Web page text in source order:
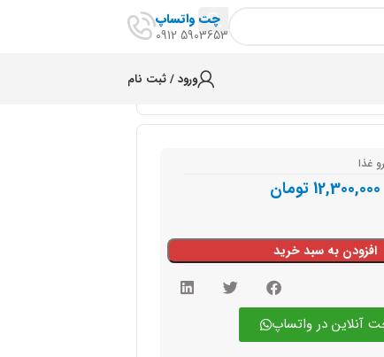
چت واتساپ
5903653 0912
ورود / ثبت نام
غذا
12,300,000تومان
افزودن به سبد خرید
آنلاین در واتساپ